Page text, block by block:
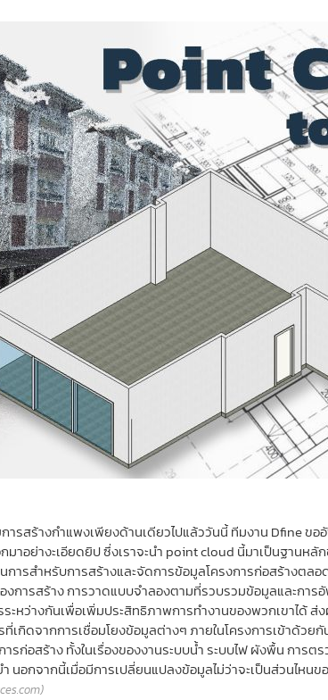
ารสร้างกำแพงเพียงด้านเดียวไปแล้ววันนี้ ทีมงาน Dfine
มาอย่างะเอียดยิป ซึ่งเราจะนำ point cloud นี้มาเป็นฐานห
นการสำหรับการสร้างและจัดการข้อมูลโครงการก่อสร้างต
การสร้าง การวาดแบบจำลองตามที่รวบรวมข้อมูลและกา
ะหว่างกันเพื่อเพิ่มประสิทธิภาพการทำงานของพวกเขาได้
เกิดจากการเชื่อมโยงข้อมูลต่างๆ ภายในโครงการเข้าด้วย
รก่อสร้าง ทั้งในเรื่องของงานระบบน้ำ ระบบไฟ ผังพื้น กา
อกจากนี้เมื่อมีการเปลี่ยนแปลงข้อมูลไม่ว่าจะเป็นส่วนไห